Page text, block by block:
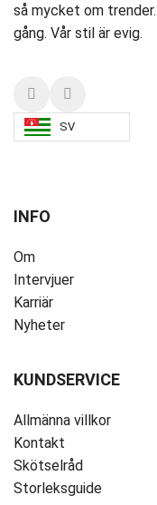
så mycket om
gång. Vår stil är evig.
SV
INFO
Om
Intervjuer
Karriär
Nyheter
KUNDSERVICE
Allmänna villkor
Kontakt
Skötselråd
Storleksguide